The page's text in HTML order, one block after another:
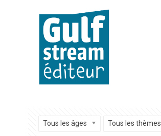
Tous les âges Tous les thèmes